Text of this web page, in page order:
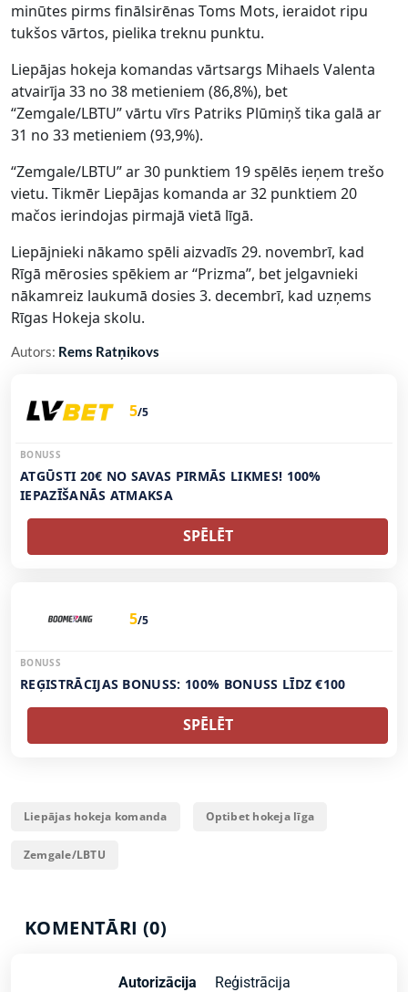
minūtes pirms finālsirēnas Toms Mots, ieraidot ripu
tukšos vārtos, pielika treknu punktu.
Liepājas hokeja komandas vārtsargs Mihaels Valenta
atvairīja 33 no 38 metieniem (86,8%), bet
“Zemgale/LBTU” vārtu vīrs Patriks Plūmiņš tika galā ar
31 no 33 metieniem (93,9%).
“Zemgale/LBTU” ar 30 punktiem 19 spēlēs ieņem trešo
vietu. Tikmēr Liepājas komanda ar 32 punktiem 20
mačos ierindojas pirmajā vietā līgā.
Liepājnieki nākamo spēli aizvadīs 29. novembrī, kad
Rīgā mērosies spēkiem ar “Prizma”, bet jelgavnieki
nākamreiz laukumā dosies 3. decembrī, kad uzņems
Rīgas Hokeja skolu.
Autors: Rems Ratņikovs
5/5
BONUSS
ATGŪSTI 20€ NO SAVAS PIRMĀS LIKMES! 100%
IEPAZĪŠANĀS ATMAKSA
SPĒLĒT
5/5
BONUSS
REĢISTRĀCIJAS BONUSS: 100% BONUSS LĪDZ €100
SPĒLĒT
Liepājas hokeja komanda Optibet hokeja līga
Zemgale/LBTU
KOMENTĀRI (0)
Autorizācija Reģistrācija